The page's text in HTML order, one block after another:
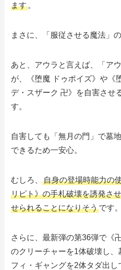
ます 。
まさに、「服従させる魔法」
あと、アウラと言えば、「ア
が、《堕魔 ドゥポイズ》や《
デ・スザーク 卍》を自害させ
す。
自害しても「無月の門」で墓
できるため一安心。
むしろ、自身の登場時能力の
リピト》の手札破壊を誘発さ
せられることになりそうです。
さらに、最新弾の第36弾で《
のクリーチャーを1体破壊し
フィ・ギャングを2体タダ出し